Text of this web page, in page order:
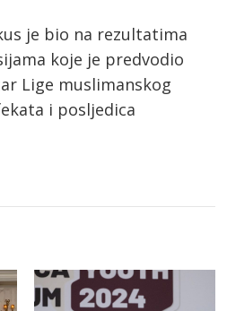
je bio na rezultatima
koje je predvodio
Lige muslimanskog
i posljedica